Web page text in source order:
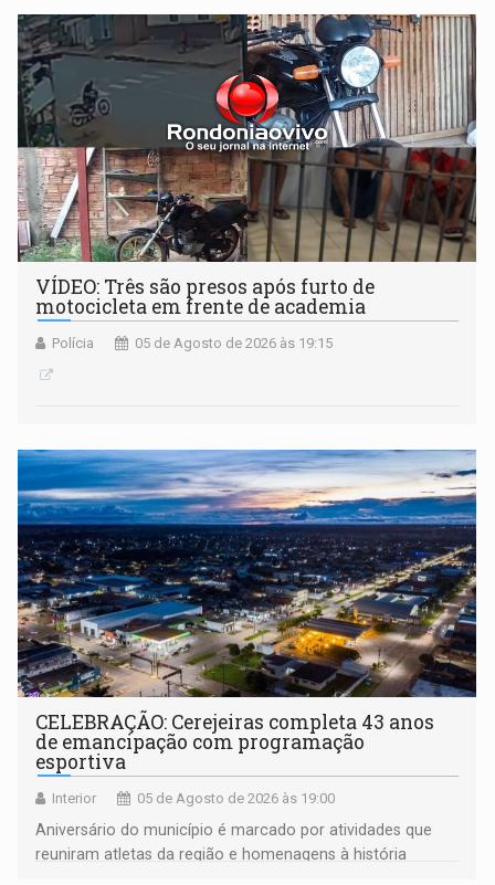
VÍDEO: Três são presos após furto de
motocicleta em frente de academia
Polícia 05 de Agosto de 2026 às 19:15
CELEBRAÇÃO: Cerejeiras completa 43 anos
de emancipação com programação
esportiva
Interior 05 de Agosto de 2026 às 19:00
Aniversário do município é marcado por atividades que
reuniram atletas da região e homenagens à história